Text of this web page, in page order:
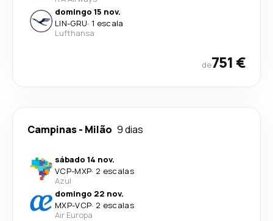
domingo 15 nov.
LIN-GRU· 1 escala
Lufthansa
de751 €
Campinas- Milão 9 dias
sábado 14 nov.
VCP-MXP· 2 escalas
Azul
domingo 22 nov.
MXP-VCP· 2 escalas
Air Europa